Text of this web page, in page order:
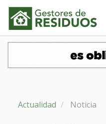
Actualidad Noticia